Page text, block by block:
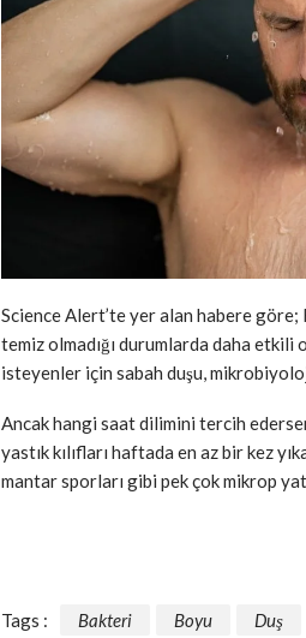
Science Alert’te yer alan habere
temiz olmadığı durumlarda daha
isteyenler için sabah duşu,
Ancak hangi saat dilimini tercih
yastık kılıfları haftada en az bir kez
mantar sporları gibi pek çok mikrop
Tags : Bakteri Boyu Duş